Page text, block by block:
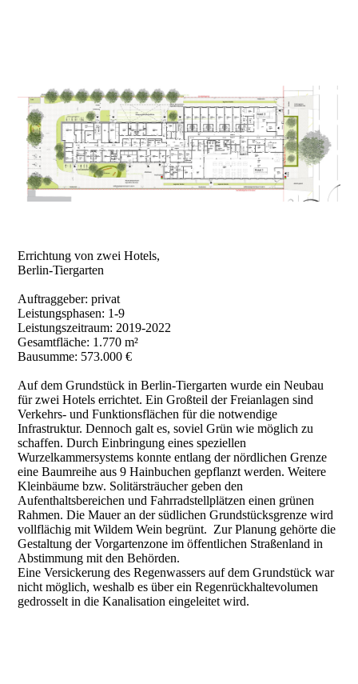
Errichtung von zwei Hotels,
Berlin-Tiergarten
Auftraggeber: privat
Leistungsphasen: 1-9
Leistungszeitraum: 2019-2022
Gesamtfläche: 1.770 m²
Bausumme: 573.000 €
Auf dem Grundstück in Berlin-Tiergarten wurde ein Neubau
für zwei Hotels errichtet. Ein Großteil der Freianlagen sind
Verkehrs- und Funktionsflächen für die notwendige
Infrastruktur. Dennoch galt es, soviel Grün wie möglich zu
schaffen. Durch Einbringung eines speziellen
Wurzelkammersystems konnte entlang der nördlichen Grenze
eine Baumreihe aus 9 Hainbuchen gepflanzt werden. Weitere
Kleinbäume bzw. Solitärsträucher geben den
Aufenthaltsbereichen und Fahrradstellplätzen einen grünen
Rahmen. Die Mauer an der südlichen Grundstücksgrenze wird
vollflächig mit Wildem Wein begrünt. Zur Planung gehörte die
Gestaltung der Vorgartenzone im öffentlichen Straßenland in
Abstimmung mit den Behörden.
Eine Versickerung des Regenwassers auf dem Grundstück war
nicht möglich, weshalb es über ein Regenrückhaltevolumen
gedrosselt in die Kanalisation eingeleitet wird.